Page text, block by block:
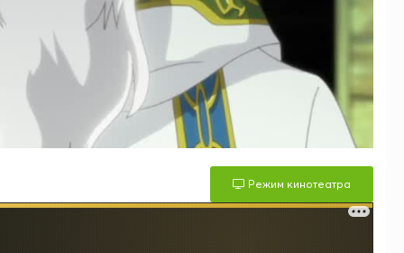
Режим кинотеатра